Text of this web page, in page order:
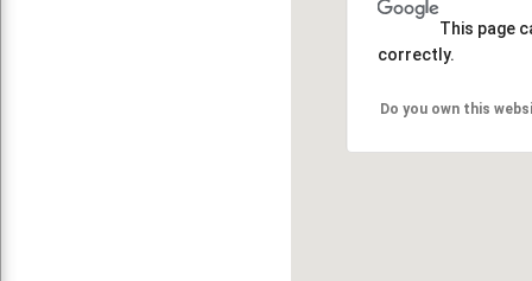
This page
correctly.
Do you own this